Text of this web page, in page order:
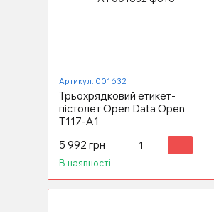
Артикул: 001632
Трьохрядковий етикет-
пістолет Open Data Open
Т117-А1
5 992 грн
В наявності